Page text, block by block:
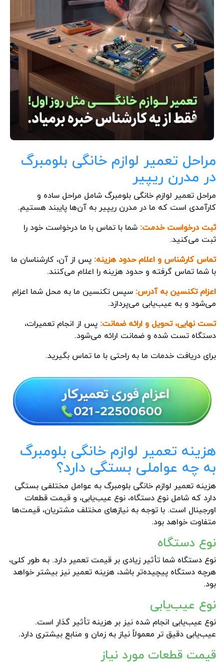
مراحل تعمیر لوازم خانگی بلومبرگ
در مدرن ریپیر
مراحل تعمیر لوازم خانگی بلومبرگ شامل مراحل ساده و
کارآمدی است که ما در مدرن ریپیر به آن‌ها پایبند هستیم.
ثبت درخواست خدمت: شما با تماس با ما درخواست خود را
ثبت می‌کنید.
تماس کارشناس و اعلام حدود هزینه: پس از آن، کارشناسان ما
با شما تماس گرفته و حدود هزینه را اعلام می‌کنند.
اعزام تکنسین به آدرس: سپس تکنسین ما به محل شما اعزام
می‌شود و به عیب‌یابی می‌پردازد.
تست نهایی، تحویل و ارائه ضمانت: پس از انجام تعمیرات،
دستگاه تست شده و ضمانت ارائه می‌شود.
برای دریافت خدمات ما به راحتی با ما تماس بگیرید.
هزینه تعمیر لوازم خانگی بلومبرگ
به چه عواملی بستگی دارد؟
هزینه تعمیر لوازم خانگی بلومبرگ به عوامل مختلفی بستگی
دارد که شامل نوع دستگاه، نوع عیب‌یابی، و قیمت قطعات
اورجینال است. با توجه به نیازهای مختلف مشتریان، قیمت‌ها
متفاوت خواهد بود.
نوع دستگاه
نوع دستگاه شما تأثیر زیادی بر قیمت تعمیر دارد. به طور کلی،
هرچه دستگاه پیچیده‌تر باشد، هزینه تعمیر نیز بیشتر خواهد
بود.
نوع عیب‌یابی
نوع عیب‌یابی انجام شده نیز بر هزینه تأثیر گذار است.
عیب‌یابی دقیق تر معمولاً نیاز به زمان و منابع بیشتری دارد.
قیمت قطعات مورد نیاز